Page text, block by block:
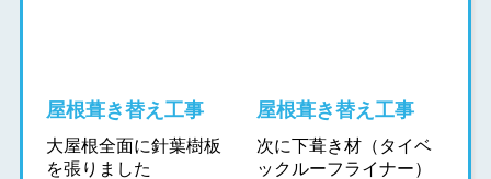
屋根葺き替え工事
大屋根全面に針葉樹板
を張りました
屋根葺き替え工事
次に下葺き材（タイベ
ックルーフライナー）